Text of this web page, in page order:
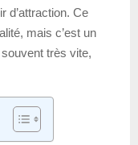
d’attraction. Ce
mais c’est un
très vite,